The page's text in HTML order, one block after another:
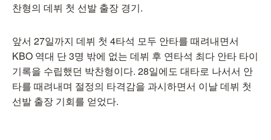
찬형의 데뷔 첫 선발 출장 경기.
앞서 27일까지 데뷔 첫 4타석 모두 안타를 때려내면서
KBO 역대 단 3명 밖에 없는 데뷔 후 연타석 최다 안타 타이
기록을 수립했던 박찬형이다. 28일에도 대타로 나서서 안
타를 때려내며 절정의 타격감을 과시하면서 이날 데뷔 첫
선발 출장 기회를 얻었다.